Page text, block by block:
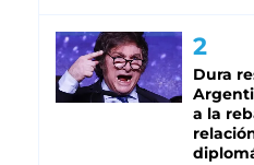
Dura
a la